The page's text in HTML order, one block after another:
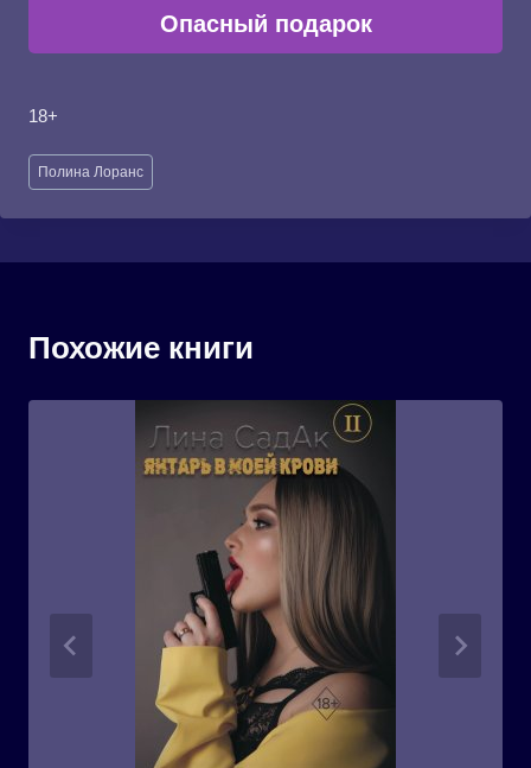
Опасный подарок
18+
Метки
записи:
Полина Лоранс
Похожие книги